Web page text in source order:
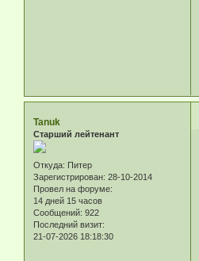
Tanuk
Старший лейтенант
Откуда: Питер
Зарегистрирован: 28-10-2014
Провел на форуме:
14 дней 15 часов
Сообщений: 922
Последний визит:
21-07-2026 18:18:30